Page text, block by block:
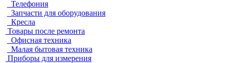
Телефония
Запчасти для оборудования
Кресла
Товары после ремонта
Офисная техника
Малая бытовая техника
Приборы для измерения